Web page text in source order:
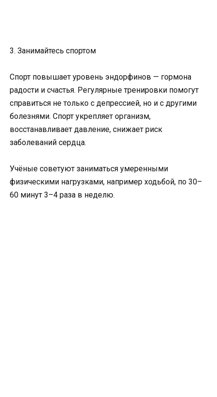
3. Занимайтесь спортом
Спорт повышает уровень эндорфинов — гормона
радости и счастья. Регулярные тренировки помогут
справиться не только с депрессией, но и с другими
болезнями. Спорт укрепляет организм,
восстанавливает давление, снижает риск
заболеваний сердца.
Учёные советуют заниматься умеренными
физическими нагрузками, например ходьбой, по 30–
60 минут 3–4 раза в неделю.